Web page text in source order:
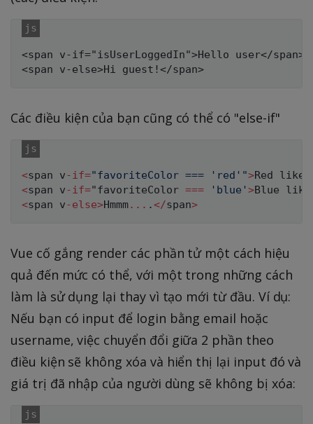
<span v-if="isUserLoggedIn">Hello user</span>
Các điều kiện của bạn cũng có thể có "else-if"
<span v-if="favoriteColor === 'red'">Red like
<span v-if="favoriteColor === 'blue' >Blue like
<span v-else>Hmmm... .</span>
Vue cố gắng render các phần tử một cách hiệu
quả đến mức có thể, với một trong những cách
làm là sử dụng lại thay vì tạo mới từ đầu. Ví dụ:
Nếu bạn có input để login bằng email hoặc
username, việc chuyển đổi giữa 2 phần theo
điều kiện sẽ không xóa và hiển thị lại input đó và
giá trị đã nhập của người dùng sẽ không bị xóa: